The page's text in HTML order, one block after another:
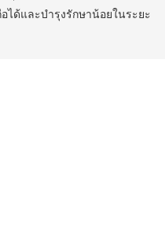
ได้และบำรุงรักษาน้อยในระยะ